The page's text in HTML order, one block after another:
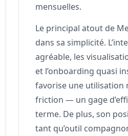
mensuelles.
Le principal atout de
dans sa simplicité.
agréable, les
et l’onboarding quasi
favorise une utilisation
friction — un gage
terme. De plus, son
tant qu’outil